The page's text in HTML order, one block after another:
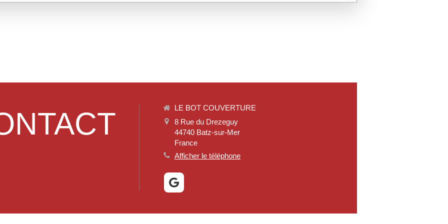
LE BOT COUVERTURE
8 Rue du Drezeguy
44740 Batz-sur-Mer
France
Afficher le téléphone